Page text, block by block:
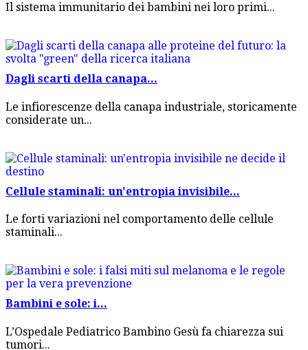
Il sistema immunitario dei bambini nei loro primi...
Dagli scarti della canapa...
Le infiorescenze della canapa industriale, storicamente
considerate un...
Cellule staminali: un'entropia invisibile...
Le forti variazioni nel comportamento delle cellule
staminali...
Bambini e sole: i...
L’Ospedale Pediatrico Bambino Gesù fa chiarezza sui
tumori...